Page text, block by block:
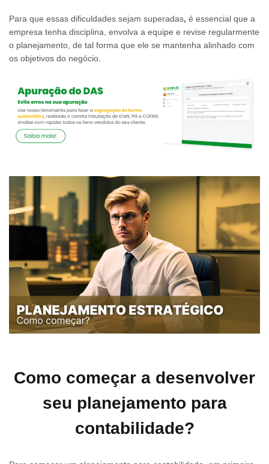
Para que essas dificuldades sejam superadas, é essencial que a
empresa tenha disciplina, envolva a equipe e revise regularmente
o planejamento, de tal forma que ele se mantenha alinhado com
os objetivos do negócio.
Como começar a desenvolver
seu planejamento para
contabilidade?